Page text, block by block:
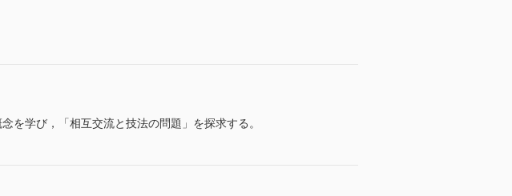
を学び，「相互交流と技法の問題」を探求する。